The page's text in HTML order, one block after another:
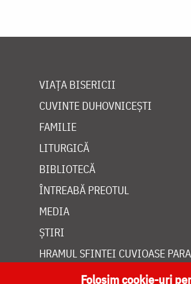
VIAȚA BISERICII
CUVINTE DUHOVNICEȘTI
FAMILIE
LITURGICĂ
BIBLIOTECĂ
ÎNTREABĂ PREOTUL
MEDIA
ȘTIRI
HRAMUL SFINTEI CUVIOASE
Folosim cookie-uri